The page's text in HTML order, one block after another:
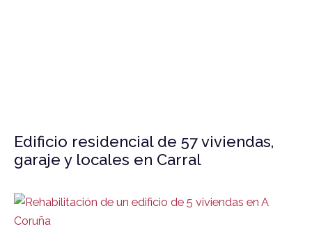
Edificio residencial de 57 viviendas,
garaje y locales en Carral